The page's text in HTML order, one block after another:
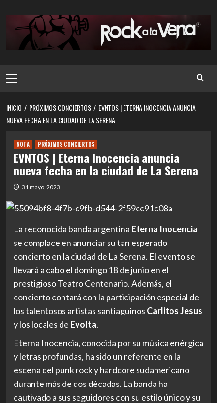
contenido
principal
INICIO PRÓXIMOS CONCIERTOS
EVNTOS | ETERNA INOCENCIA ANUNCIA
NUEVA FECHA EN LA CIUDAD DE LA SERENA
NOTA PRÓXIMOS CONCIERTOS
EVNTOS | Eterna Inocencia anuncia
nueva fecha en la ciudad de La Serena
31 mayo, 2023
La reconocida banda argentina Eterna Inocencia
se complace en anunciar su tan esperado
concierto en la ciudad de La Serena. El evento se
llevará a cabo el domingo 18 de junio en el
prestigioso Teatro Centenario. Además, el
concierto contará con la participación especial de
los talentosos artistas santiaguinos Carlitos Jesus
y los locales de Evolta.
Eterna Inocencia, conocida por su música enérgica
y letras profundas, ha sido un referente en la
escena del punk rock y hardcore sudamericano
durante más de dos décadas. La banda ha
cautivado a sus seguidores con su estilo único y su